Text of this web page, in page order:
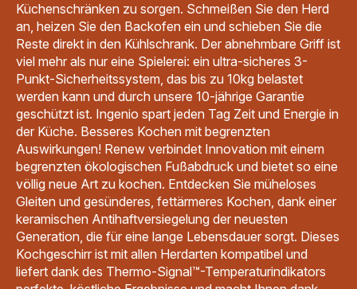
Küchenschränken zu sorgen. Schmeißen Sie den Herd
an, heizen Sie den Backofen ein und schieben Sie die
Reste direkt in den Kühlschrank. Der abnehmbare Griff ist
viel mehr als nur eine Spielerei: ein ultra-sicheres 3-
Punkt-Sicherheitssystem, das bis zu 10kg belastet
werden kann und durch unsere 10-jährige Garantie
geschützt ist. Ingenio spart jeden Tag Zeit und Energie in
der Küche. Besseres Kochen mit begrenzten
Auswirkungen! Renew verbindet Innovation mit einem
begrenzten ökologischen Fußabdruck und bietet so eine
völlig neue Art zu kochen. Entdecken Sie müheloses
Gleiten und gesünderes, fettärmeres Kochen, dank einer
keramischen Antihaftversiegelung der neuesten
Generation, die für eine lange Lebensdauer sorgt. Dieses
Kochgeschirr ist mit allen Herdarten kompatibel und
liefert dank des Thermo-Signal™-Temperaturindikators